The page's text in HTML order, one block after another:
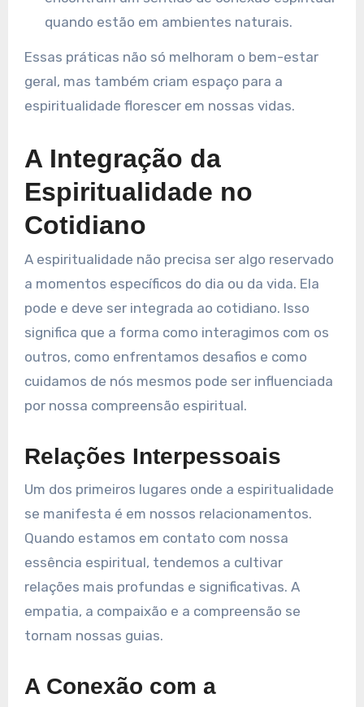
quando estão em ambientes naturais.
Essas práticas não só melhoram o bem-estar
geral, mas também criam espaço para a
espiritualidade florescer em nossas vidas.
A Integração da
Espiritualidade no
Cotidiano
A espiritualidade não precisa ser algo reservado
a momentos específicos do dia ou da vida. Ela
pode e deve ser integrada ao cotidiano. Isso
significa que a forma como interagimos com os
outros, como enfrentamos desafios e como
cuidamos de nós mesmos pode ser influenciada
por nossa compreensão espiritual.
Relações Interpessoais
Um dos primeiros lugares onde a espiritualidade
se manifesta é em nossos relacionamentos.
Quando estamos em contato com nossa
essência espiritual, tendemos a cultivar
relações mais profundas e significativas. A
empatia, a compaixão e a compreensão se
tornam nossas guias.
A Conexão com a